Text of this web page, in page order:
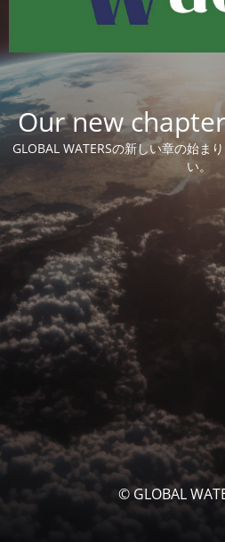
Our new
GLOBAL WATERSの新しい章の始ま
い。
© GLOBAL